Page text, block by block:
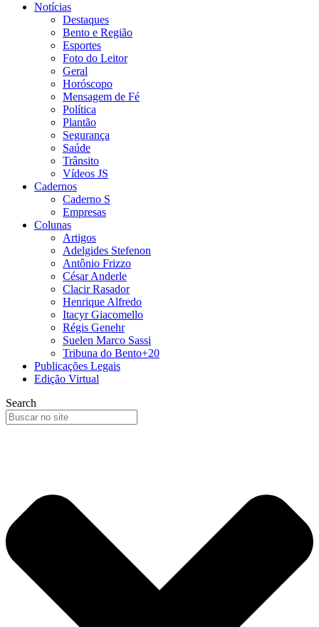
Notícias
Destaques
Bento e Região
Esportes
Foto do Leitor
Geral
Horóscopo
Mensagem de Fé
Política
Plantão
Segurança
Saúde
Trânsito
Vídeos JS
Cadernos
Caderno S
Empresas
Colunas
Artigos
Adelgides Stefenon
Antônio Frizzo
César Anderle
Clacir Rasador
Henrique Alfredo
Itacyr Giacomello
Régis Genehr
Suelen Marco Sassi
Tribuna do Bento+20
Publicações Legais
Edição Virtual
Search